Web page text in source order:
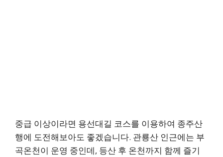
중급 이상이라면 용선대길 코스를 이용하여 종주산
행에 도전해보아도 좋겠습니다. 관룡산 인근에는 부
곡온천이 운영 중인데, 등산 후 온천까지 함께 즐기